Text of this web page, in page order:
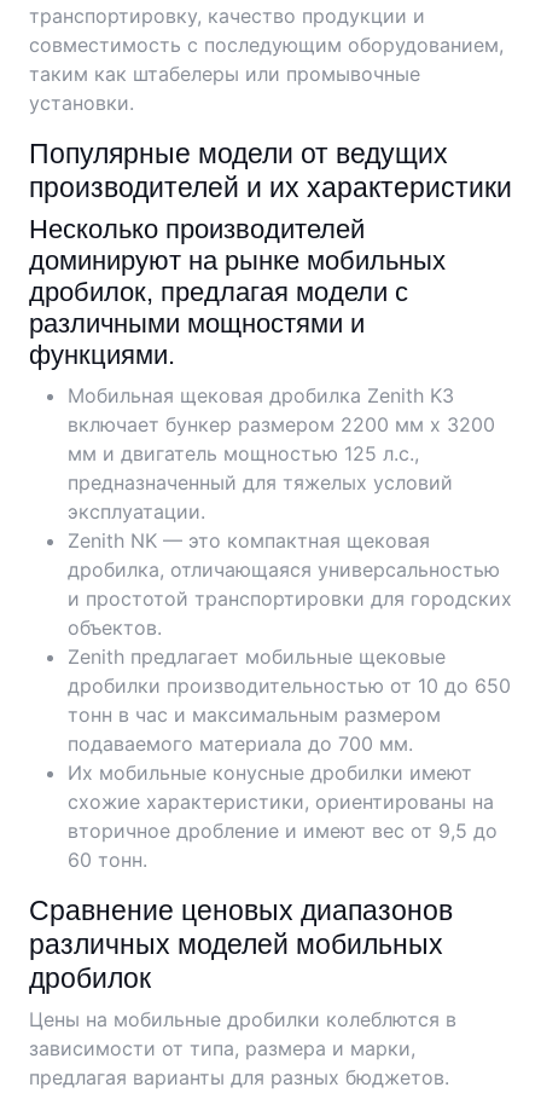
транспортировку, качество продукции и
совместимость с последующим оборудованием,
таким как штабелеры или промывочные
установки.
Популярные модели от ведущих
производителей и их характеристики
Несколько производителей
доминируют на рынке мобильных
дробилок, предлагая модели с
различными мощностями и
функциями.
Мобильная щековая дробилка Zenith K3
включает бункер размером 2200 мм x 3200
мм и двигатель мощностью 125 л.с.,
предназначенный для тяжелых условий
эксплуатации.
Zenith NK — это компактная щековая
дробилка, отличающаяся универсальностью
и простотой транспортировки для городских
объектов.
Zenith предлагает мобильные щековые
дробилки производительностью от 10 до 650
тонн в час и максимальным размером
подаваемого материала до 700 мм.
Их мобильные конусные дробилки имеют
схожие характеристики, ориентированы на
вторичное дробление и имеют вес от 9,5 до
60 тонн.
Сравнение ценовых диапазонов
различных моделей мобильных
дробилок
Цены на мобильные дробилки колеблются в
зависимости от типа, размера и марки,
предлагая варианты для разных бюджетов.